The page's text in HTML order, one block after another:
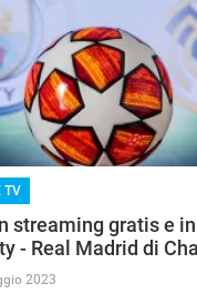
TV
streaming gratis e
- Real Madrid di
2023